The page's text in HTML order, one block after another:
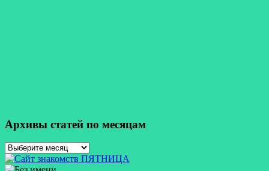
Архивы статей по месяцам
Архивы
статей
по